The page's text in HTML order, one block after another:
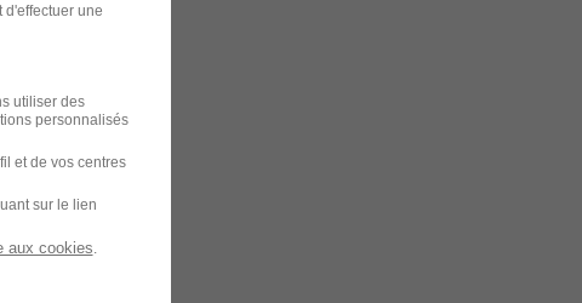
d'effectuer une
utiliser des
personnalisés
et de vos centres
sur le lien
aux cookies